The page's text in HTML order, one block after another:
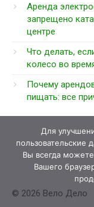
Аренда
запрещено
центре
Что делать,
колесо во
Почему
пищать: все
© 2026 Вело Дело
Для
пользовательские
Вы всегда
Вашего